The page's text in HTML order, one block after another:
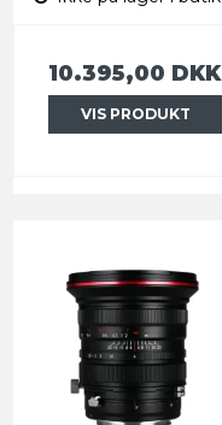
10.395,00 DKK
VIS PRODUKT